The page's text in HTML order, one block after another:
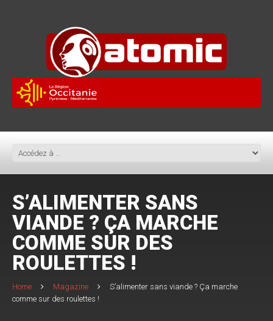
S’ALIMENTER SANS
VIANDE ? ÇA MARCHE
COMME SUR DES
ROULETTES !
Home Magazine
S’alimenter sans viande ? Ça marche
comme sur des roulettes !